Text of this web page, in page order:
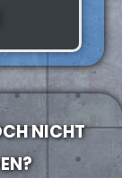
NICHT